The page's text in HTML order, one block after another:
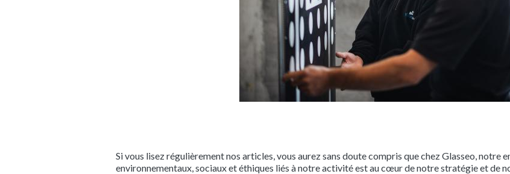
Si vous lisez régulièrement nos articles, vous aurez sans doute compris que chez Glasseo, notre
environnementaux, sociaux et éthiques liés à notre activité est au cœur de notre stratégie et de